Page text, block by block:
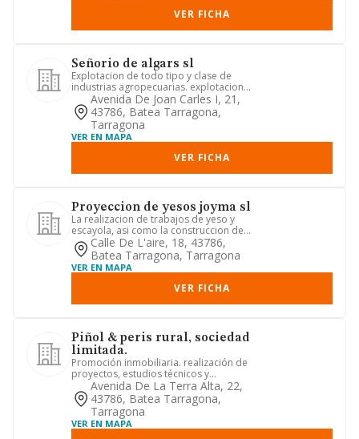
VER FICHA
Señorio de algars sl
Explotacion de todo tipo y clase de
industrias agropecuarias. explotacion
de industrias basicas y a...
Avenida De Joan Carles I, 21,
43786, Batea Tarragona,
Tarragona
VER EN MAPA
VER FICHA
Proyeccion de yesos joyma sl
La realizacion de trabajos de yeso y
escayola, asi como la construccion de
edificios y obras civiles
Calle De L'aire, 18, 43786,
Batea Tarragona, Tarragona
VER EN MAPA
VER FICHA
Piñol & peris rural, sociedad
limitada.
Promoción inmobiliaria. realización de
proyectos, estudios técnicos y
urbanísticos. actividad agríc...
Avenida De La Terra Alta, 22,
43786, Batea Tarragona,
Tarragona
VER EN MAPA